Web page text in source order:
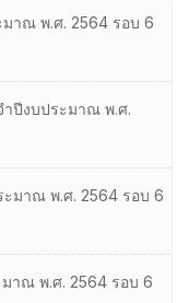
มาณ พ.ศ. 2564 รอบ 6
ำปีงบประมาณ พ.ศ.
ะมาณ พ.ศ. 2564 รอบ 6
มาณ พ.ศ. 2564 รอบ 6